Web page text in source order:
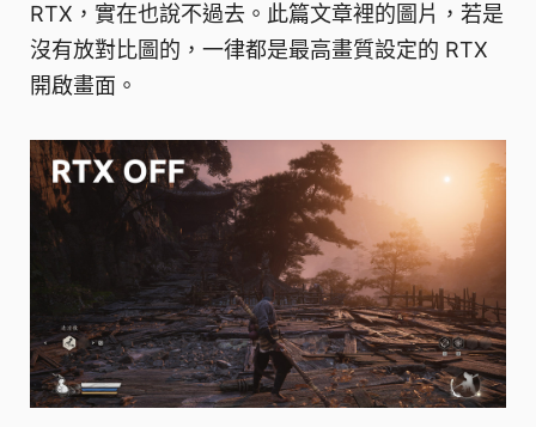
RTX，實在也說不過去。此篇文章裡的圖片，若是
沒有放對比圖的，一律都是最高畫質設定的 RTX
開啟畫面。